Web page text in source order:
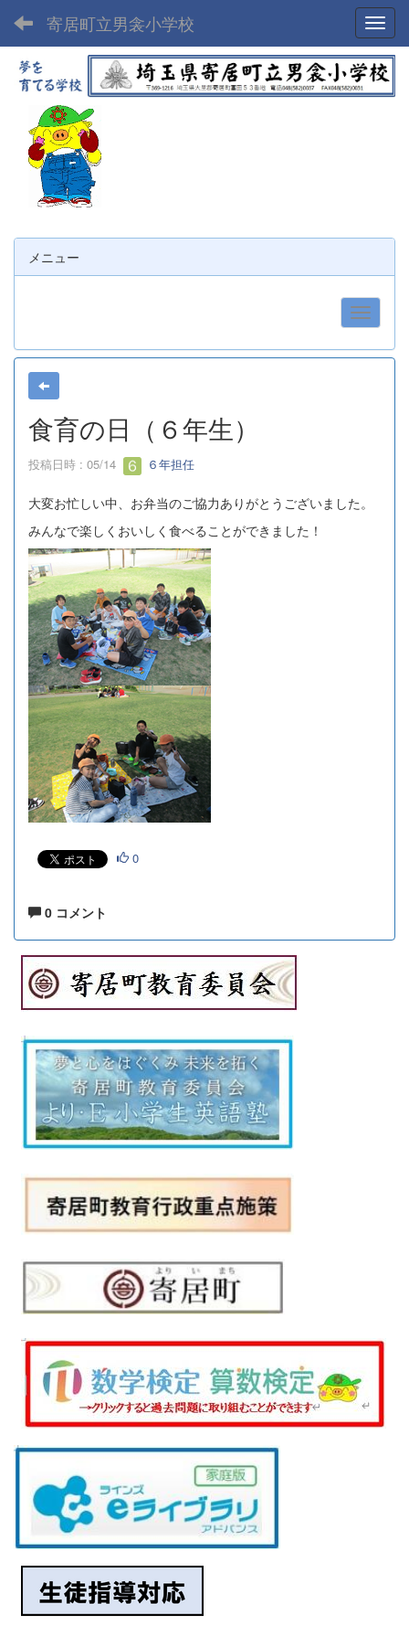
寄居町立男衾小学校
メニュー
食育の日（６年生）
投稿日時 : 05/14 ６年担任
大変お忙しい中、お弁当のご協力ありがとうございました。
みんなで楽しくおいしく食べることができました！
0
0 コメント